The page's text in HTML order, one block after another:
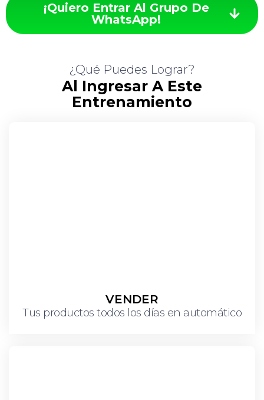
¡Quiero Entrar Al Grupo De
WhatsApp!
VENDER
Tus productos todos los días en automático
¿Qué Puedes Lograr?
Al Ingresar A Este
Entrenamiento